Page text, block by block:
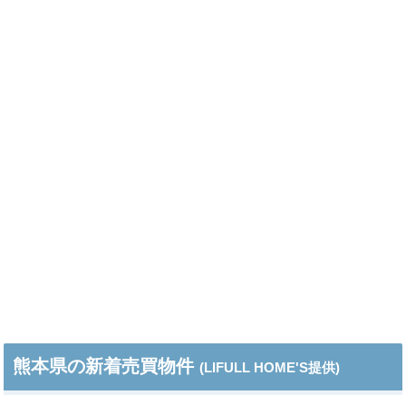
熊本県の新着売買物件 (LIFULL HOME'S提供)